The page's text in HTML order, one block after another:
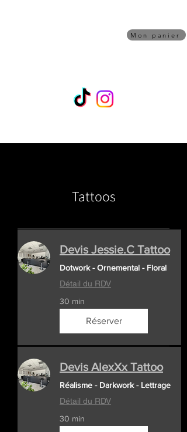
Mon panier
Tattoos
Devis Jessie.C Tattoo
Dotwork - Ornemental - Floral
Détail du RDV
30 min
Réserver
Devis AlexXx Tattoo
Réalisme - Darkwork - Lettrage
Détail du RDV
30 min